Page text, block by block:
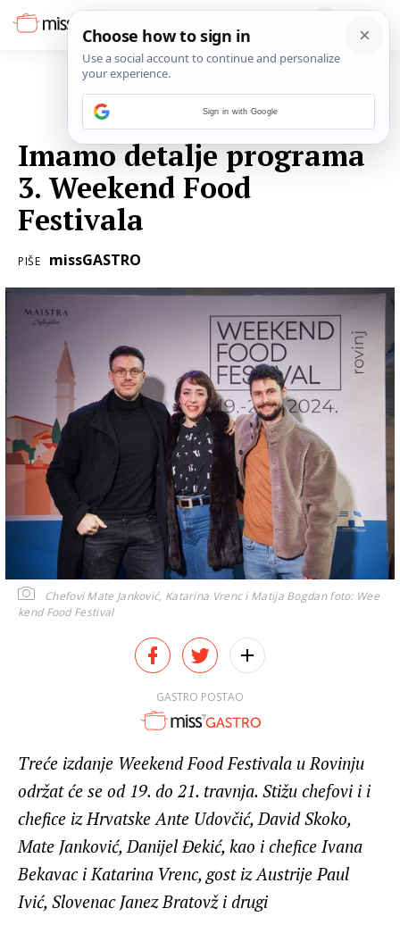
Imamo detalje programa
3. Weekend Food
Festivala
PIŠE missGASTRO
Chefovi Mate Janković, Katarina Vrenc i Matija Bogdanfoto: Wee
kend Food Festival
GASTRO POSTAO
Treće izdanje Weekend Food Festivala u Rovinju
održat će se od 19. do 21. travnja. Stižu chefovi i i
chefice iz Hrvatske Ante Udovčić, David Skoko,
Mate Janković, Danijel Đekić, kao i chefice Ivana
Bekavac i Katarina Vrenc, gost iz Austrije Paul
Ivić, Slovenac Janez Bratovž i drugi
Sign in with Google